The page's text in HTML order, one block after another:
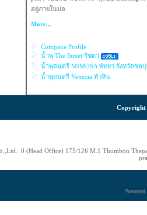
อยู่ภายในบ่อ
More...
Compane Profile
น้ำพุ The Street รัชดา
น้ำพุดนตรี MIMOSA พัทยา จังหวัดชลบุ
น้ำพุดนตรี Venezia หัวหิน
Copyright
.0 (Head Office) 175/126 M.1 Thumbon